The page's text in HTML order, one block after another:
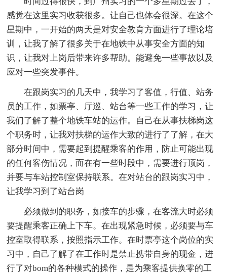
感觉在这里实习收获很多。让自己也体会很深。在这个
星期中，一开始的两天是对安全教育方面进行了理论培
训，让我了解了很多关于在地铁中从事安全方面的知
识，让我对上岗后带来许多帮助。能避免一些事故以及
应对一些突发事件。
在跟岗实习的几天中，我学习了客值，行值、站务
员的工作，如票亭、厅巡、站台等一些工作的学习，让
我们了解了整个地铁车站的运作。自己在从事扶梯岗这
个职务时，让我对扶梯的运作大致的进行了了解，在大
部分时间中，需要起到提醒乘客的作用，防止可能出现
的任何客伤情况，而在有一些时段中，需要进行顶岗，
并要与车站控制室保持联系。在对站台的跟岗实习中，
让我学习到了站台岗
必须做到的职务，如接车的步骤，在客流大时必须
要提醒乘客正确上下车。在出现紧急时候，必须要与车
控室取得联系，按照指示工作。在时票亭这个岗位的实
习中，自己了解了在工作时是禁止携带自身的现金，进
行了对bom的各种模式的操作，是为乘客提供换零的工